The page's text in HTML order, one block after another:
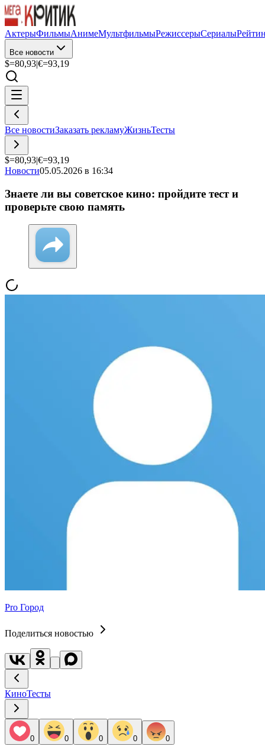
АктерыФильмыАнимеМультфильмыРежиссерыСериалы
Все новости
$=80,93|€=93,19
Все новостиЗаказать рекламуЖизньТесты
$=80,93|€=93,19
Новости05.05.2026 в 16:34
Знаете ли вы советское кино: пройдите тест и
проверьте свою память
Pro Город
Поделиться новостью
КиноТесты
0 0 0 0 0